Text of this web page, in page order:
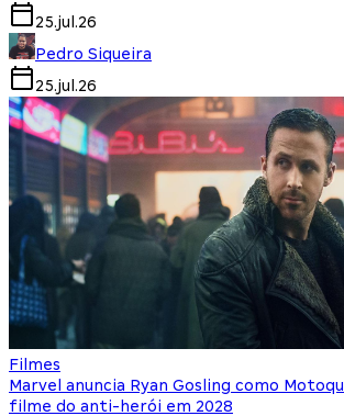
25.jul.26
Pedro Siqueira
25.jul.26
Filmes
Marvel anuncia Ryan Gosling como
filme do anti-herói em 2028